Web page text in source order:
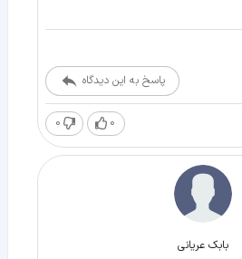
پاسخ به این دیدگاه
0
0
بابك عرياني